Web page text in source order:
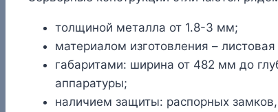
толщиной металла от 1.8-3 мм;
материалом изготовления –
габаритами: ширина от 482 мм до
аппаратуры;
наличием защиты: распорных